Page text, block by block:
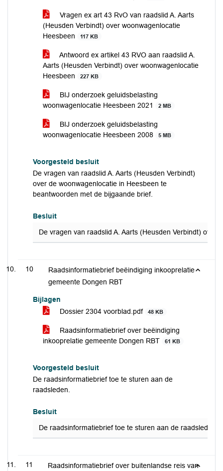
Vragen ex art 43 RvO van raadslid A. Aarts
(Heusden Verbindt) over woonwagenlocatie
Heesbeen
117 KB
Antwoord ex artikel 43 RVO aan raadslid A.
Aarts (Heusden Verbindt) over woonwagenlocatie
Heesbeen
227 KB
BIJ onderzoek geluidsbelasting
woonwagenlocatie Heesbeen 2021
2 MB
BIJ onderzoek geluidsbelasting
woonwagenlocatie Heesbeen 2008
5 MB
Voorgesteld besluit
De vragen van raadslid A. Aarts (Heusden Verbindt)
over de woonwagenlocatie in Heesbeen te
beantwoorden met de bijgaande brief.
Besluit
De vragen van raadslid A. Aarts (Heusden Verbindt)
10
Raadsinformatiebrief beëindiging inkooprelatie
gemeente Dongen RBT
Bijlagen
Dossier 2304 voorblad.pdf
48 KB
Raadsinformatiebrief over beëindiging
inkooprelatie gemeente Dongen RBT
61 KB
Voorgesteld besluit
De raadsinformatiebrief toe te sturen aan de
raadsleden.
Besluit
De raadsinformatiebrief toe te sturen aan de raadsleden.
11
Raadsinformatiebrief over buitenlandse reis van